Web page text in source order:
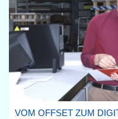
VOM OFFSET ZUM